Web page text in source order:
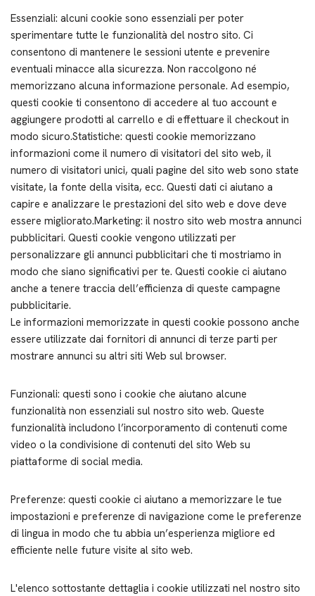
Essenziali: alcuni cookie sono essenziali per poter
sperimentare tutte le funzionalità del nostro sito. Ci
consentono di mantenere le sessioni utente e prevenire
eventuali minacce alla sicurezza. Non raccolgono né
memorizzano alcuna informazione personale. Ad esempio,
questi cookie ti consentono di accedere al tuo account e
aggiungere prodotti al carrello e di effettuare il checkout in
modo sicuro.Statistiche: questi cookie memorizzano
informazioni come il numero di visitatori del sito web, il
numero di visitatori unici, quali pagine del sito web sono state
visitate, la fonte della visita, ecc. Questi dati ci aiutano a
capire e analizzare le prestazioni del sito web e dove deve
essere migliorato.Marketing: il nostro sito web mostra annunci
pubblicitari. Questi cookie vengono utilizzati per
personalizzare gli annunci pubblicitari che ti mostriamo in
modo che siano significativi per te. Questi cookie ci aiutano
anche a tenere traccia dell’efficienza di queste campagne
pubblicitarie.
Le informazioni memorizzate in questi cookie possono anche
essere utilizzate dai fornitori di annunci di terze parti per
mostrare annunci su altri siti Web sul browser.
Funzionali: questi sono i cookie che aiutano alcune
funzionalità non essenziali sul nostro sito web. Queste
funzionalità includono l’incorporamento di contenuti come
video o la condivisione di contenuti del sito Web su
piattaforme di social media.
Preferenze: questi cookie ci aiutano a memorizzare le tue
impostazioni e preferenze di navigazione come le preferenze
di lingua in modo che tu abbia un’esperienza migliore ed
efficiente nelle future visite al sito web.
L'elenco sottostante dettaglia i cookie utilizzati nel nostro sito